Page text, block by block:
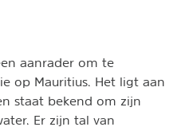
aanrader om te
op Mauritius. Het ligt aan
staat bekend om zijn
Er zijn tal van